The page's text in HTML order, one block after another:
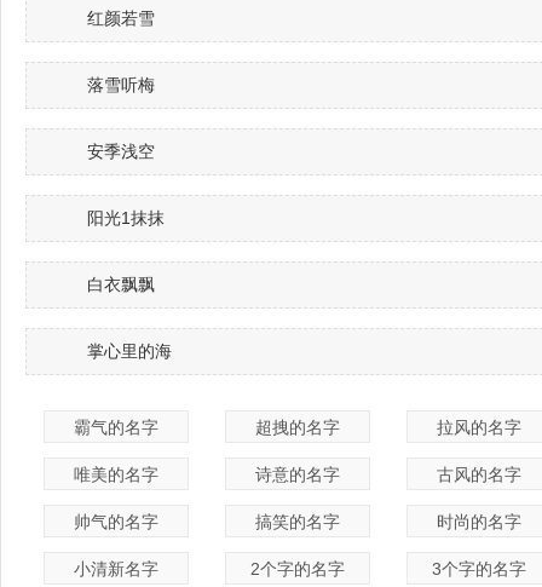
红颜若雪
落雪听梅
安季浅空
阳光1抹抹
白衣飘飘
掌心里的海
霸气的名字 超拽的名字 拉风的名字
唯美的名字 诗意的名字 古风的名字
帅气的名字 搞笑的名字 时尚的名字
小清新名字 2个字的名字 3个字的名字